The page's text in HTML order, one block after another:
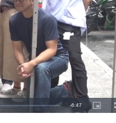
R
-6:47
P
i